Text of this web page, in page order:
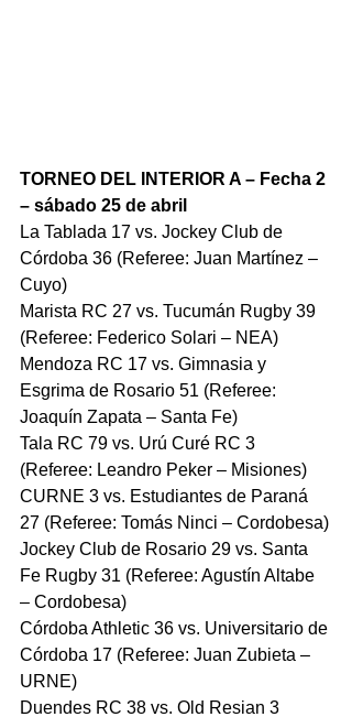
TORNEO DEL INTERIOR A – Fecha 2
– sábado 25 de abril
La Tablada 17 vs. Jockey Club de
Córdoba 36 (Referee: Juan Martínez –
Cuyo)
Marista RC 27 vs. Tucumán Rugby 39
(Referee: Federico Solari – NEA)
Mendoza RC 17 vs. Gimnasia y
Esgrima de Rosario 51 (Referee:
Joaquín Zapata – Santa Fe)
Tala RC 79 vs. Urú Curé RC 3
(Referee: Leandro Peker – Misiones)
CURNE 3 vs. Estudiantes de Paraná
27 (Referee: Tomás Ninci – Cordobesa)
Jockey Club de Rosario 29 vs. Santa
Fe Rugby 31 (Referee: Agustín Altabe
– Cordobesa)
Córdoba Athletic 36 vs. Universitario de
Córdoba 17 (Referee: Juan Zubieta –
URNE)
Duendes RC 38 vs. Old Resian 3